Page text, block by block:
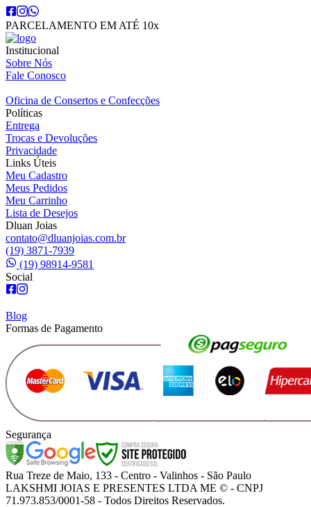
PARCELAMENTO EM ATÉ 10x
Institucional
Sobre Nós
Fale Conosco
Oficina de Consertos e Confecções
Políticas
Entrega
Trocas e Devoluções
Privacidade
Links Úteis
Meu Cadastro
Meus Pedidos
Meu Carrinho
Lista de Desejos
Dluan Joias
contato@dluanjoias.com.br
(19) 3871-7939
(19) 98914-9581
Social
Blog
Formas de Pagamento
Segurança
Rua Treze de Maio, 133 - Centro - Valinhos - São Paulo
LAKSHMI JOIAS E PRESENTES LTDA ME © - CNPJ
71.973.853/0001-58 - Todos Direitos Reservados.